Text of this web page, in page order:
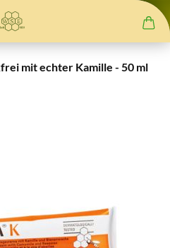
mit echter Kamille - 50 ml